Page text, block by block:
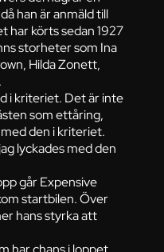
han är anmäld till
har körts sedan 1927
storheter som Ina
Hilda Zonett,
i kriteriet. Det är inte
som ettåring,
den i kriteriet.
lyckades med den
går Expensive
startbilen. Över
hans styrka att